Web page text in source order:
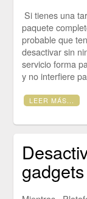
Si tienes una
paquete
probable que
desactivar sin
servicio forma
y no interfiere
LEER MÁS...